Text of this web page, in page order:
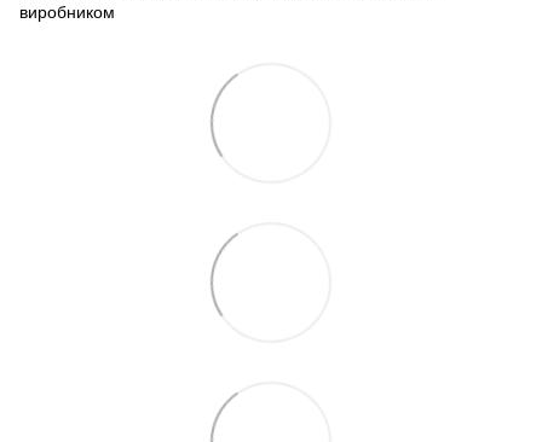
виробником